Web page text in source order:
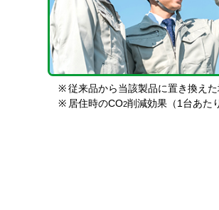
※ 従来品から当該製品に置き換え
※ 居住時のCO2削減効果（1台あた